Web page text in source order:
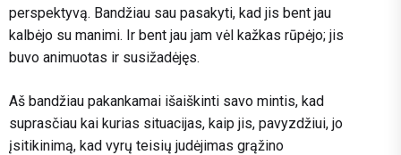
perspektyvą. Bandžiau sau pasakyti, kad jis bent jau
kalbėjo su manimi. Ir bent jau jam vėl kažkas rūpėjo; jis
buvo animuotas ir susižadėjęs.
Aš bandžiau pakankamai išaiškinti savo mintis, kad
suprasčiau kai kurias situacijas, kaip jis, pavyzdžiui, jo
įsitikinimą, kad vyrų teisių judėjimas grąžino